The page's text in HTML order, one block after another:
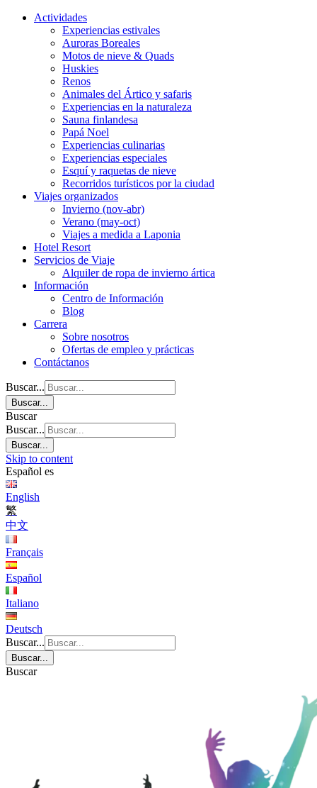
Actividades
Experiencias estivales
Auroras Boreales
Motos de nieve & Quads
Huskies
Renos
Animales del Ártico y safaris
Experiencias en la naturaleza
Sauna finlandesa
Papá Noel
Experiencias culinarias
Experiencias especiales
Esquí y raquetas de nieve
Recorridos turísticos por la ciudad
Viajes organizados
Invierno (nov-abr)
Verano (may-oct)
Viajes a medida a Laponia
Hotel Resort
Servicios de Viaje
Alquiler de ropa de invierno ártica
Información
Centro de Información
Blog
Carrera
Sobre nosotros
Ofertas de empleo y prácticas
Contáctanos
Buscar...
Buscar...
Buscar
Buscar...
Buscar...
Skip to content
Español es
English
繁
中文
Français
Español
Italiano
Deutsch
Buscar...
Buscar...
Buscar